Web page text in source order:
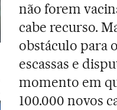
não forem
cabe recurso.
obstáculo para
escassas e
momento em
100.000 novos